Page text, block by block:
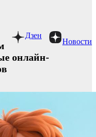
Новости
Дзен
онлайн-